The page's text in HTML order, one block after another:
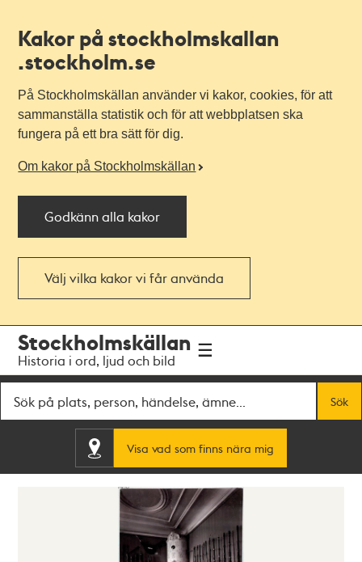
Kakor på stockholmskallan
.stockholm.se
På Stockholmskällan använder vi kakor, cookies, för att
sammanställa statistik och för att webbplatsen ska
fungera på ett bra sätt för dig.
Om kakor på Stockholmskällan
Godkänn alla kakor
Välj vilka kakor vi får använda
navigationen
huvudinnehållet
Stockholmskällan
Historia i ord, ljud och bild
Sök
Visa vad som finns nära mig